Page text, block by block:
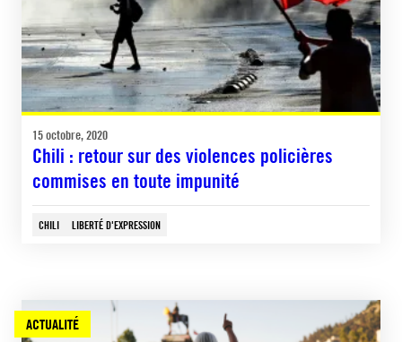
15 octobre, 2020
Chili : retour sur des violences policières
commises en toute impunité
CHILI LIBERTÉ D'EXPRESSION
ACTUALITÉ